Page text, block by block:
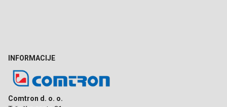
INFORMACIJE
Comtron d. o. o.